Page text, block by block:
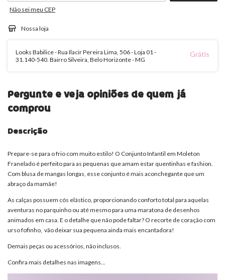
Não sei meu CEP
Nossa loja
Looks Babilice - Rua Ilacir Pereira Lima, 506 - Loja 01 -
31.140-540. Bairro Silveira, Belo Horizonte - MG
Grátis
Pergunte e veja opiniões de quem já
comprou
Descrição
Prepare-se para o frio com muito estilo! O Conjunto Infantil em Moleton
Franelado é perfeito para as pequenas que amam estar quentinhas e fashion.
Com blusa de mangas longas, esse conjunto é mais aconchegante que um
abraço da mamãe!
As calças possuem cós elástico, proporcionando conforto total para aquelas
aventuras no parquinho ou até mesmo para uma maratona de desenhos
animados em casa. E o detalhe que não pode faltar? O recorte de coração com
urso fofinho, vão deixar sua pequena ainda mais encantadora!
Demais peças ou acessórios, não inclusos.
Confira mais detalhes nas imagens...